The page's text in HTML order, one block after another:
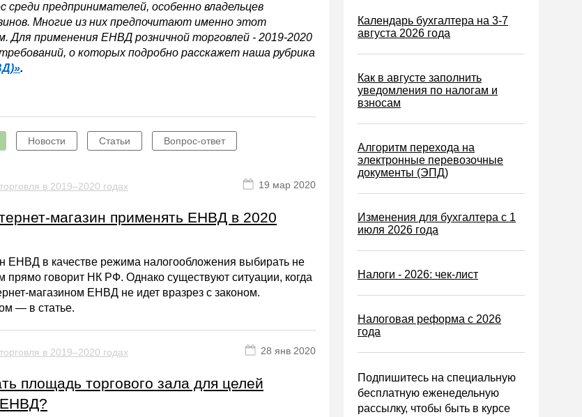
Календарь бухгалтера на 3-7
августа 2026 года
Как в августе заполнить
уведомления по налогам и
взносам
Алгоритм перехода на
электронные перевозочные
документы (ЭПД)
Изменения для бухгалтера с 1
июля 2026 года
Налоги - 2026: чек-лист
Налоговая реформа с 2026
года
Подпишитесь на специальную
бесплатную еженедельную
рассылку, чтобы быть в курсе
среди предпринимателей, особенно владельцев
Многие из них предпочитают именно этот
Для применения ЕНВД розничной торговлей - 2019-2020
о которых подробно расскажет наша рубрика
.
Новости Статьи Вопрос-ответ
в 2019–2020 годах 19 мaр 2020
магазин применять ЕНВД в 2020
ЕНВД в качестве режима налогообложения выбирать не
прямо говорит НК РФ. Однако существуют ситуации, когда
магазином ЕНВД не идет вразрез с законом.
— в статье.
в 2019–2020 годах 28 янв 2020
площадь торгового зала для целей